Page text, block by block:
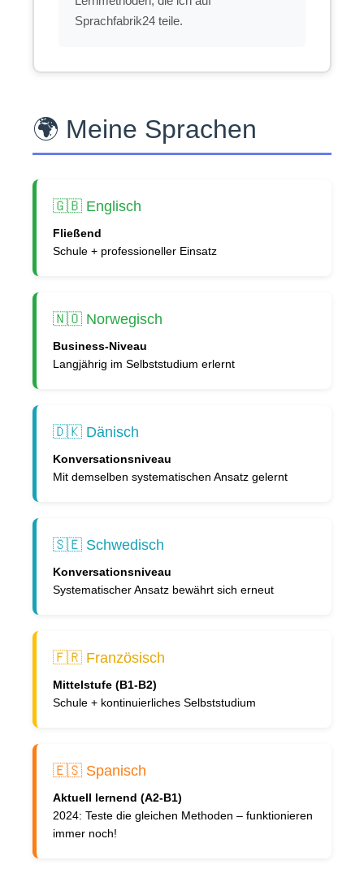
Sprachfabrik24 teile.
🌍 Meine Sprachen
🇬🇧 Englisch
Fließend
Schule + professioneller Einsatz
🇳🇴 Norwegisch
Business-Niveau
Langjährig im Selbststudium erlernt
🇩🇰 Dänisch
Konversationsniveau
Mit demselben systematischen Ansatz gelernt
🇸🇪 Schwedisch
Konversationsniveau
Systematischer Ansatz bewährt sich erneut
🇫🇷 Französisch
Mittelstufe (B1-B2)
Schule + kontinuierliches Selbststudium
🇪🇸 Spanisch
Aktuell lernend (A2-B1)
2024: Teste die gleichen Methoden – funktionieren
immer noch!